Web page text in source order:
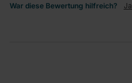
War diese Bewertung hilfreich? Ja